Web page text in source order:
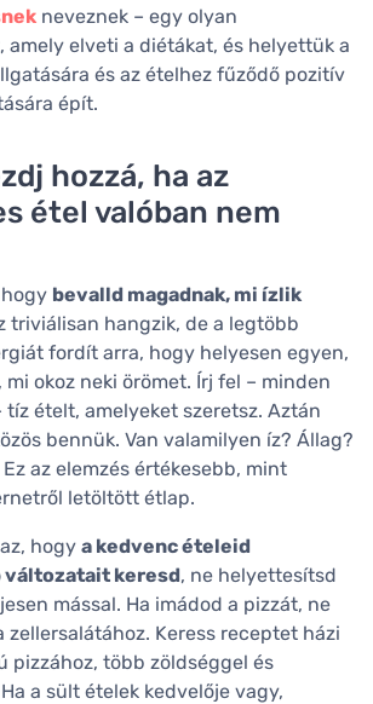
neveznek – egy olyan
amely elveti a diétákat, és helyettük a
és az ételhez fűződő pozitív
épít.
hozzá, ha az
étel valóban nem
bevalld magadnak, mi ízlik
triviálisan hangzik, de a legtöbb
fordít arra, hogy helyesen egyen,
okoz neki örömet. Írj fel – minden
tíz ételt, amelyeket szeretsz. Aztán
bennük. Van valamilyen íz? Állag?
az elemzés értékesebb, mint
letöltött étlap.
hogy a kedvenc ételeid
változatait keresd, ne helyettesítsd
mással. Ha imádod a pizzát, ne
zellersalátához. Keress receptet házi
pizzához, több zöldséggel és
a sült ételek kedvelője vagy,